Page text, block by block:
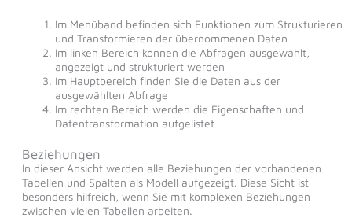
Im Menüband befinden sich Funktionen zum Strukturieren
und Transformieren der übernommenen Daten
Im linken Bereich können die Abfragen ausgewählt,
angezeigt und strukturiert werden
Im Hauptbereich finden Sie die Daten aus der
ausgewählten Abfrage
Im rechten Bereich werden die Eigenschaften und
Datentransformation aufgelistet
Beziehungen
In dieser Ansicht werden alle Beziehungen der vorhandenen
Tabellen und Spalten als Modell aufgezeigt. Diese Sicht ist
besonders hilfreich, wenn Sie mit komplexen Beziehungen
zwischen vielen Tabellen arbeiten.